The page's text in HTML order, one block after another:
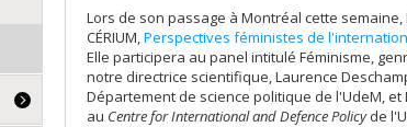
Lors de son passage à Montréal cette
CÉRIUM, Perspectives féministes de
Elle participera au panel intitulé Féminisme,
notre directrice scientifique, Laurence
Département de science politique de l'UdeM,
au Centre for International and Defence Policyde